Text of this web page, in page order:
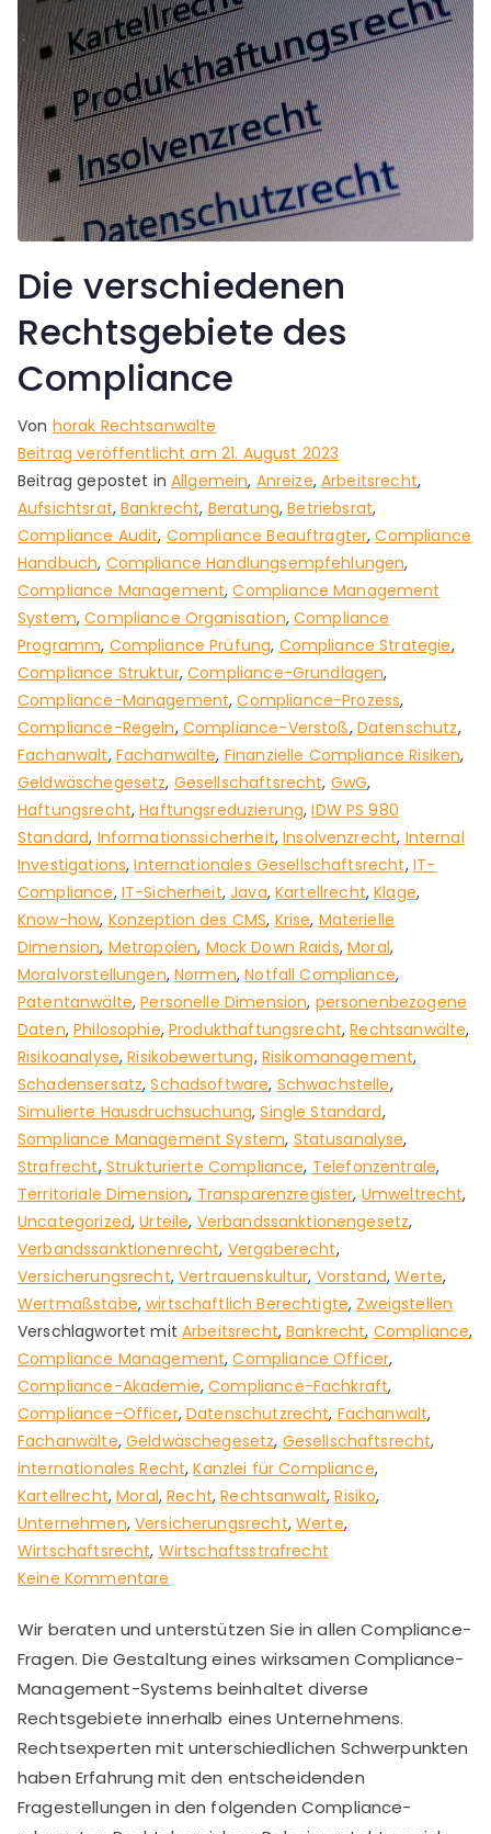
Die verschiedenen
Rechtsgebiete des
Compliance
Von horak Rechtsanwälte
Beitrag veröffentlicht am 21. August 2023
Beitrag gepostet in Allgemein, Anreize,Arbeitsrecht,
Aufsichtsrat,Bankrecht, Beratung,Betriebsrat,
Compliance Audit, Compliance Beauftragter,Compliance
Handbuch, Compliance Handlungsempfehlungen,
Compliance Management,Compliance Management
System,Compliance Organisation, Compliance
Programm, Compliance Prüfung, Compliance Strategie,
Compliance Struktur,Compliance-Grundlagen,
Compliance-Management,Compliance-Prozess,
Compliance-Regeln, Compliance-Verstoß, Datenschutz,
Fachanwalt, Fachanwälte, Finanzielle Compliance Risiken,
Geldwäschegesetz, Gesellschaftsrecht, GwG,
Haftungsrecht,Haftungsreduzierung,IDW PS 980
Standard, Informationssicherheit,Insolvenzrecht, Internal
Investigations,Internationales Gesellschaftsrecht, IT-
Compliance, IT-Sicherheit,Java,Kartellrecht,Klage,
Know-how, Konzeption des CMS, Krise, Materielle
Dimension, Metropolen, Mock Down Raids,Moral,
Moralvorstellungen,Normen,Notfall Compliance,
Patentanwälte,Personelle Dimension, personenbezogene
Daten,Philosophie,Produkthaftungsrecht,Rechtsanwälte,
Risikoanalyse,Risikobewertung, Risikomanagement,
Schadensersatz,Schadsoftware, Schwachstelle,
Simulierte Hausdruchsuchung,Single Standard,
Sompliance Management System, Statusanalyse,
Strafrecht, Strukturierte Compliance, Telefonzentrale,
Territoriale Dimension, Transparenzregister, Umweltrecht,
Uncategorized,Urteile, Verbandssanktionengesetz,
Verbandssanktionenrecht, Vergaberecht,
Versicherungsrecht,Vertrauenskultur, Vorstand,Werte,
Wertmaßstäbe,wirtschaftlich Berechtigte, Zweigstellen
Verschlagwortet mit Arbeitsrecht,Bankrecht, Compliance,
Compliance Management,Compliance Officer,
Compliance-Akademie,Compliance-Fachkraft,
Compliance-Officer,Datenschutzrecht, Fachanwalt,
Fachanwälte, Geldwäschegesetz, Gesellschaftsrecht,
internationales Recht,Kanzlei für Compliance,
Kartellrecht,Moral,Recht,Rechtsanwalt,Risiko,
Unternehmen, Versicherungsrecht, Werte,
Wirtschaftsrecht, Wirtschaftsstrafrecht
Keine Kommentare
verschiedenen
Rechtsgebiete
des
Compliance
Wir beraten und unterstützen Sie in allen Compliance-
Fragen. Die Gestaltung eines wirksamen Compliance-
Management-Systems beinhaltet diverse
Rechtsgebiete innerhalb eines Unternehmens.
Rechtsexperten mit unterschiedlichen Schwerpunkten
haben Erfahrung mit den entscheidenden
Fragestellungen in den folgenden Compliance-